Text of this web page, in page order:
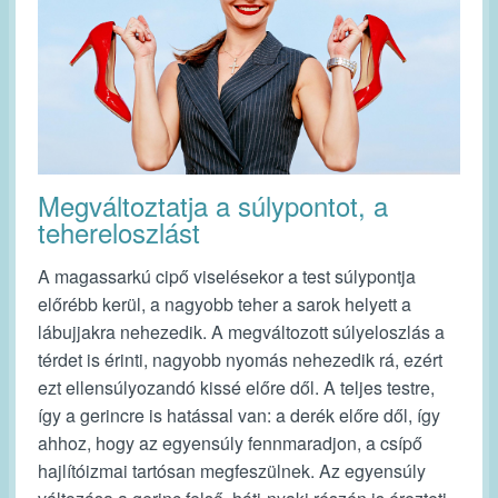
Megváltoztatja a súlypontot, a
tehereloszlást
A magassarkú cipő viselésekor a test súlypontja
előrébb kerül, a nagyobb teher a sarok helyett a
lábujjakra nehezedik. A megváltozott súlyeloszlás a
térdet is érinti, nagyobb nyomás nehezedik rá, ezért
ezt ellensúlyozandó kissé előre dől. A teljes testre,
így a gerincre is hatással van: a derék előre dől, így
ahhoz, hogy az egyensúly fennmaradjon, a csípő
hajlítóizmai tartósan megfeszülnek. Az egyensúly